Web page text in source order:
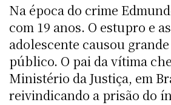
Na época do crime
com 19 anos. O estupro e
adolescente causou
público. O pai da vítima
Ministério da Justiça, em
reivindicando a prisão do